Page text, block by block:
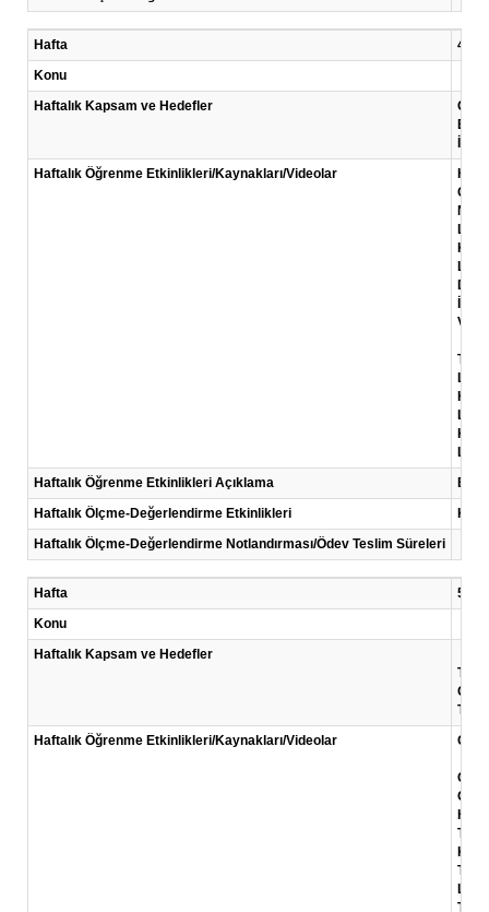
Hafta
4
Konu
Haftalık Kapsam ve Hedefler
Bu
Haftalık Öğrenme Etkinlikleri/Kaynakları/Videolar
Haftalık Öğrenme Etkinlikleri Açıklama
Bu
Haftalık Ölçme-Değerlendirme Etkinlikleri
Haftalık Ölçme-Değerlendirme Notlandırması/Ödev Teslim Süreleri
Hafta
5
Konu
Haftalık Kapsam ve Hedefler
Türk
Haftalık Öğrenme Etkinlikleri/Kaynakları/Videolar
Türk